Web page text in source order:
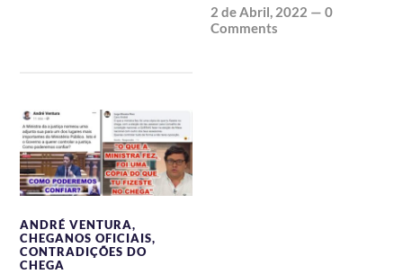
2 de Abril, 2022 —0
Comments
ANDRÉ VENTURA,
CHEGANOS OFICIAIS,
CONTRADIÇÕES DO
CHEGA